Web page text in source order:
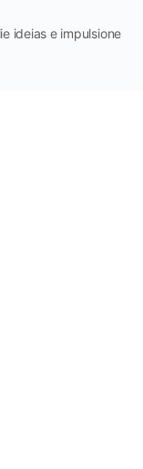
ideias e impulsione